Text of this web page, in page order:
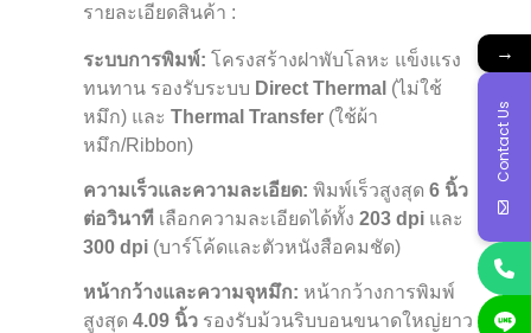
รายละเอียดสินค้า :
ระบบการพิมพ์: โครงสร้างฝาพับโลหะ แข็งแรง
ทนทาน รองรับระบบ Direct Thermal (ไม่ใช้
หมึก) และ Thermal Transfer (ใช้ผ้า
หมึก/Ribbon)
ความเร็วและความละเอียด: พิมพ์เร็วสูงสุด 6 นิ้ว
ต่อวินาที เลือกความละเอียดได้ทั้ง 203 dpi และ
300 dpi (บาร์โค้ดและตัวหนังสือคมชัด)
หน้ากว้างและความจุหมึก: หน้ากว้างการพิมพ์
สูงสุด 4.09 นิ้ว รองรับม้วนริบบอนขนาดใหญ่ยาว
→
Contact Us